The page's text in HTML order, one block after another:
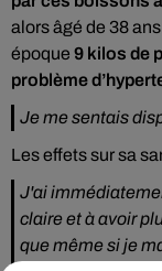
alors âgé de 38
époque 9 kilos de
problème
Je me sentais
Les effets sur sa
J'ai
claire et à avoir
que même si je